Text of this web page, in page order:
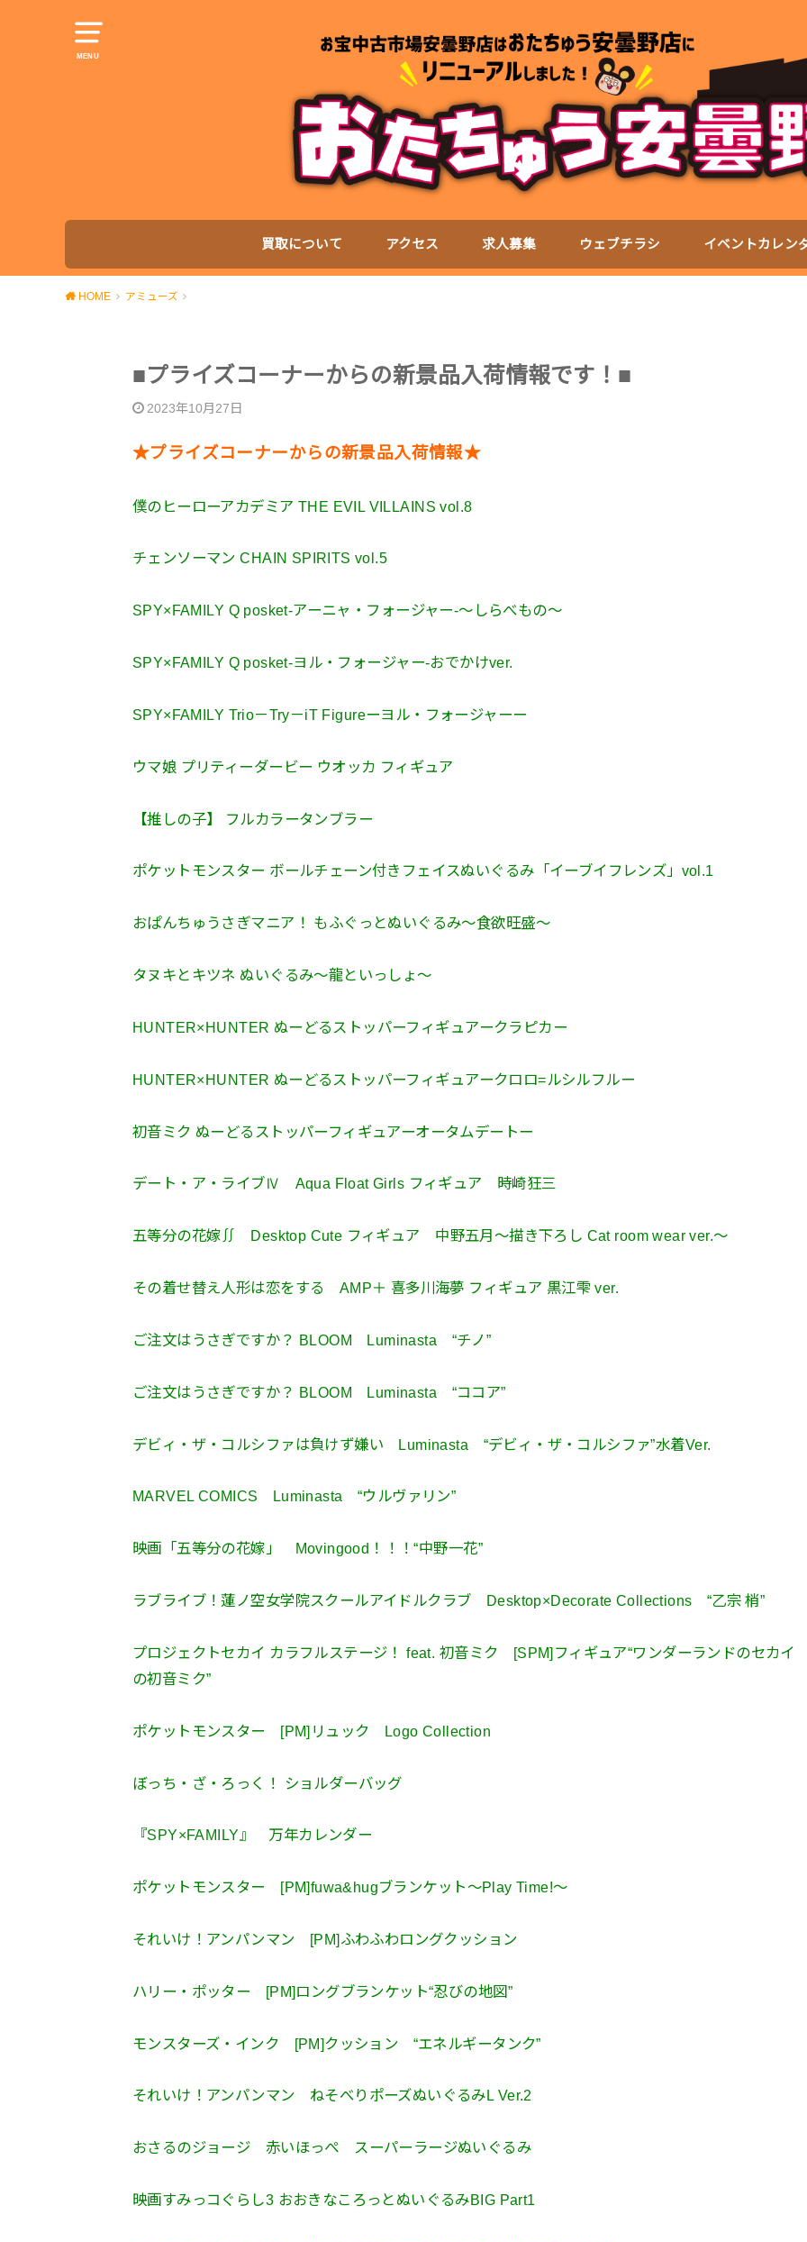
MENU
買取について アクセス 求人募集 ウェブチラシ イベントカレン
HOME アミューズ
■プライズコーナーからの新景品入荷情報です！■
2023年10月27日
★プライズコーナーからの新景品入荷情報★
僕のヒーローアカデミア THE EVIL VILLAINS vol.8
チェンソーマン CHAIN SPIRITS vol.5
SPY×FAMILY Q posket-アーニャ・フォージャー-～しらべもの～
SPY×FAMILY Q posket-ヨル・フォージャー-おでかけver.
SPY×FAMILY Trio－Try－iT Figureーヨル・フォージャーー
ウマ娘 プリティーダービー ウオッカ フィギュア
【推しの子】 フルカラータンブラー
ポケットモンスター ボールチェーン付きフェイスぬいぐるみ「イーブイフレンズ」vol.1
おぱんちゅうさぎマニア！ もふぐっとぬいぐるみ～食欲旺盛～
タヌキとキツネ ぬいぐるみ～龍といっしょ～
HUNTER×HUNTER ぬーどるストッパーフィギュアークラピカー
HUNTER×HUNTER ぬーどるストッパーフィギュアークロロ=ルシルフルー
初音ミク ぬーどるストッパーフィギュアーオータムデートー
デート・ア・ライブⅣ Aqua Float Girls フィギュア 時崎狂三
五等分の花嫁∬ Desktop Cute フィギュア 中野五月～描き下ろし Cat room wear ver.～
その着せ替え人形は恋をする AMP＋ 喜多川海夢 フィギュア 黒江雫 ver.
ご注文はうさぎですか？ BLOOM Luminasta “チノ”
ご注文はうさぎですか？ BLOOM Luminasta “ココア”
デビィ・ザ・コルシファは負けず嫌い Luminasta “デビィ・ザ・コルシファ”水着Ver.
MARVEL COMICS Luminasta “ウルヴァリン”
映画「五等分の花嫁」 Movingood！！！“中野一花”
ラブライブ！蓮ノ空女学院スクールアイドルクラブ Desktop×Decorate Collections “乙宗 梢”
プロジェクトセカイ カラフルステージ！ feat. 初音ミク [SPM]フィギュア“ワンダーランドのセカイ
の初音ミク”
ポケットモンスター [PM]リュック Logo Collection
ぼっち・ざ・ろっく！ ショルダーバッグ
『SPY×FAMILY』 万年カレンダー
ポケットモンスター [PM]fuwa&hugブランケット～Play Time!～
それいけ！アンパンマン [PM]ふわふわロングクッション
ハリー・ポッター [PM]ロングブランケット“忍びの地図”
モンスターズ・インク [PM]クッション “エネルギータンク”
それいけ！アンパンマン ねそべりポーズぬいぐるみL Ver.2
おさるのジョージ 赤いほっぺ スーパーラージぬいぐるみ
映画すみっコぐらし3 おおきなころっとぬいぐるみBIG Part1